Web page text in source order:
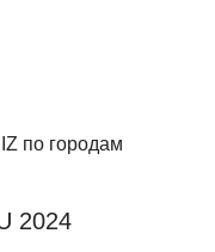
по городам
2024